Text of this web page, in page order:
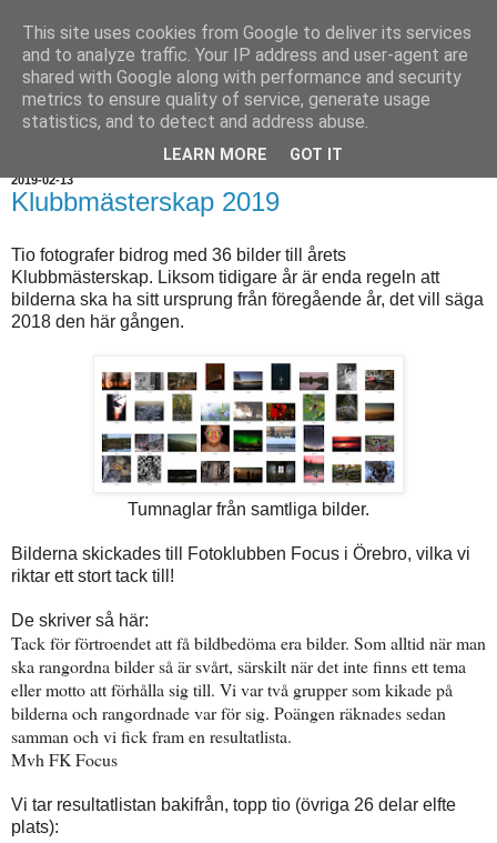
2019-02-13
Klubbmästerskap 2019
Tio fotografer bidrog med 36 bilder till årets
Klubbmästerskap. Liksom tidigare år är enda regeln att
bilderna ska ha sitt ursprung från föregående år, det vill säga
2018 den här gången.
Tumnaglar från samtliga bilder.
Bilderna skickades till Fotoklubben Focus i Örebro, vilka vi
riktar ett stort tack till!
De skriver så här:
Tack för förtroendet att få bildbedöma era bilder. Som alltid när man
ska rangordna bilder så är svårt, särskilt när det inte finns ett tema
eller motto att förhålla sig till. Vi var två grupper som kikade på
bilderna och rangordnade var för sig. Poängen räknades sedan
samman och vi fick fram en resultatlista.
Mvh FK Focus
Vi tar resultatlistan bakifrån, topp tio (övriga 26 delar elfte
plats):
This site uses cookies from Google to deliver its services
and to analyze traffic. Your IP address and user-agent are
shared with Google along with performance and security
metrics to ensure quality of service, generate usage
statistics, and to detect and address abuse.
LEARN MORE GOT IT